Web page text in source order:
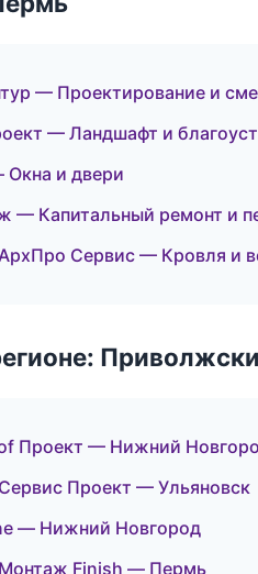
— Проектирование и
— Ландшафт и
и двери
— Капитальный ремонт и
Сервис — Кровля и
Проект — Нижний
Проект — Ульяновск
— Нижний Новгород
Finish — Пермь